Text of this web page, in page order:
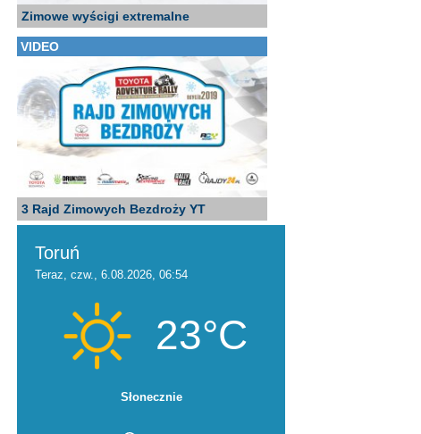
Zimowe wyścigi extremalne
VIDEO
3 Rajd Zimowych Bezdroży YT